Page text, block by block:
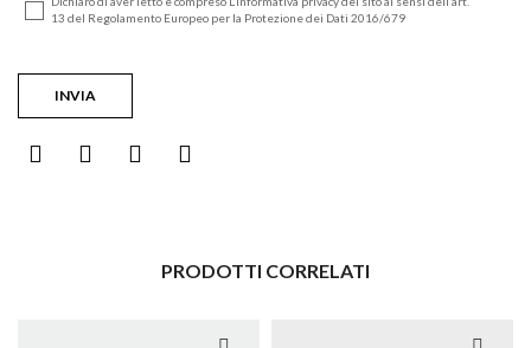
13 del Regolamento Europeo per la Protezione dei Dati 2016/679
PRODOTTI CORRELATI